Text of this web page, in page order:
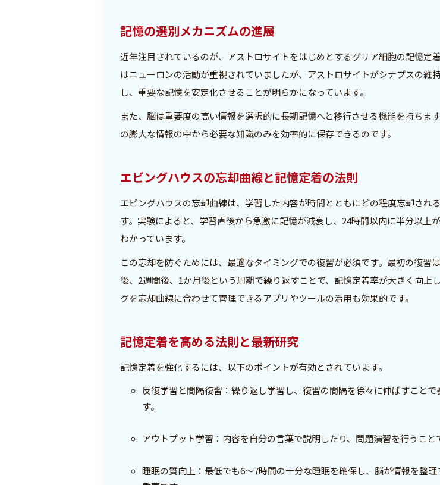
記憶の選別メカニズムの進展
近年注目されているのが、アストロサイトをはじめとするグリア細胞の記憶定
はニューロンの活動が重視されていましたが、アストロサイトがシナプスの維
し、重要な記憶を安定化させることが明らかになっています。
また、脳は重要度の高い情報を選択的に長期記憶へと移行させる機能を持ちま
の膨大な情報の中から必要な知識のみを効率的に保存できるのです。
エビングハウスの忘却曲線と記憶定着の法則
エビングハウスの忘却曲線は、学習した内容が時間とともにどの程度忘却され
す。実験によると、学習直後から急激に記憶が減衰し、24時間以内に半分以上
わかっています。
この忘却を防ぐためには、最適なタイミングでの復習が必須です。最初の復習
後、2週間後、1か月後という周期で繰り返すことで、記憶定着率が大きく向上
グを忘却曲線に合わせて管理できるアプリやツールの活用も効果的です。
記憶定着を高める法則と最新研究
記憶定着を強化するには、以下のポイントが有効とされています。
反復学習と間隔復習：繰り返し学習し、復習の間隔を徐々に伸ばすこと
す。
アウトプット学習：内容を自分の言葉で説明したり、問題演習を行うこと
睡眠の質向上：最低でも6～7時間の十分な睡眠を確保し、脳が情報を整